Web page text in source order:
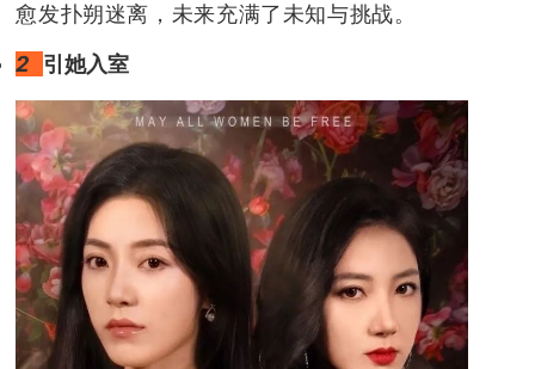
愈发扑朔迷离，未来充满了未知与挑战。
2 引她入室